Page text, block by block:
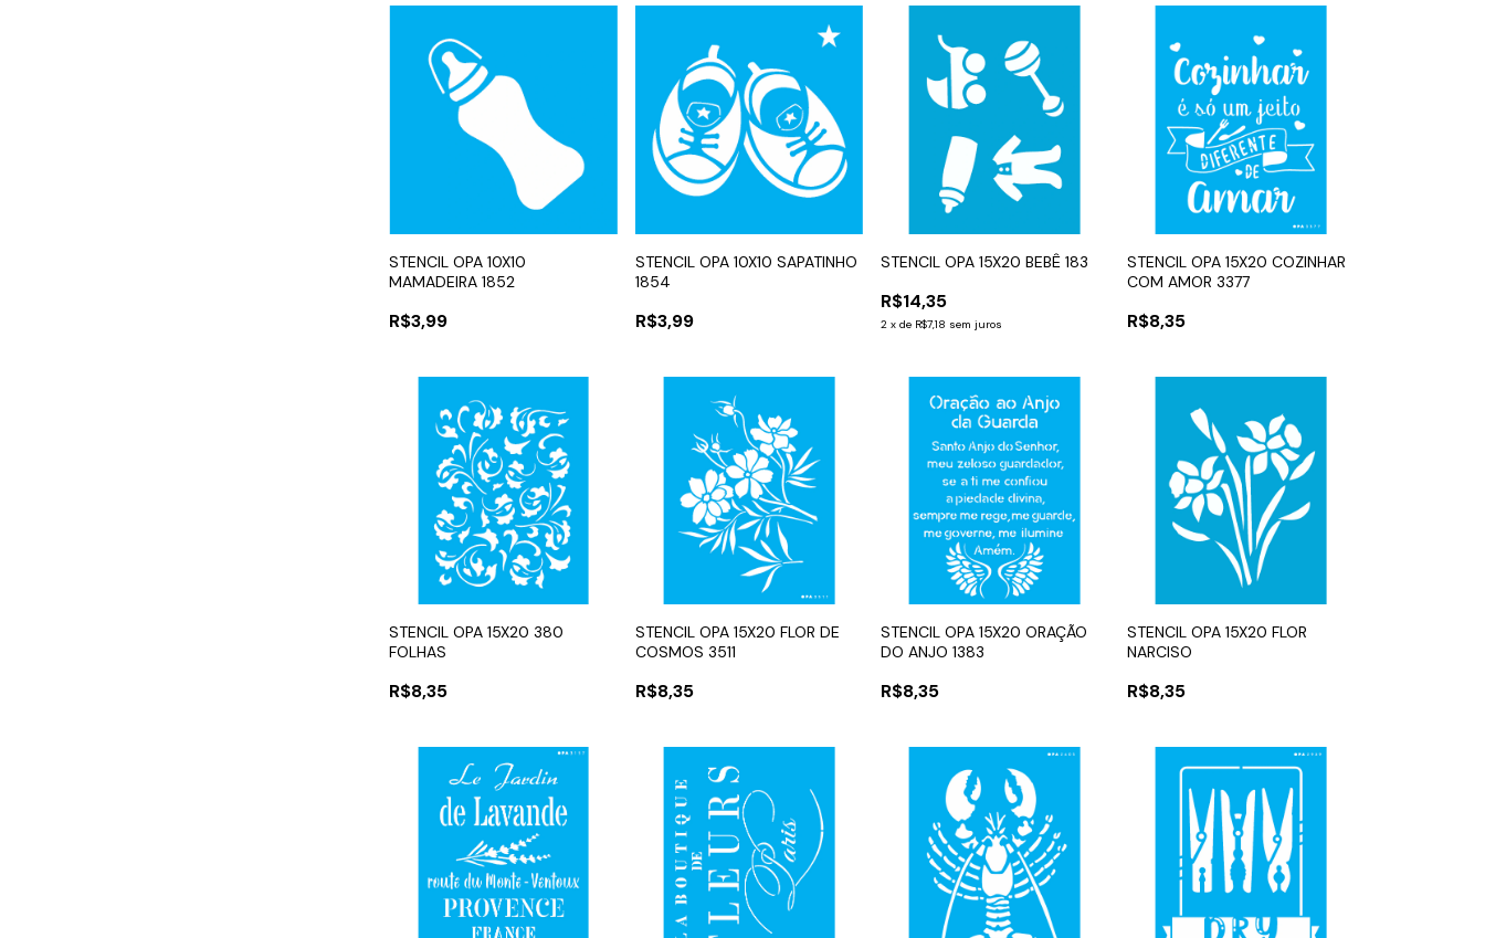
STENCIL OPA 10X10
MAMADEIRA 1852
R$3,99
STENCIL OPA 10X10 SAPATINHO
1854
R$3,99
STENCIL OPA 15X20 BEBÊ 183
R$14,35
2 xde R$7,18 sem juros
STENCIL OPA 15X20 COZINHAR
COM AMOR 3377
R$8,35
STENCIL OPA 15X20 380
FOLHAS
R$8,35
STENCIL OPA 15X20 FLOR DE
COSMOS 3511
R$8,35
STENCIL OPA 15X20 ORAÇÃO
DO ANJO 1383
R$8,35
STENCIL OPA 15X20 FLOR
NARCISO
R$8,35